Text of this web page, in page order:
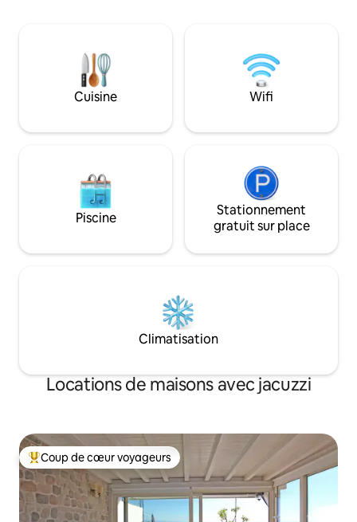
Cuisine Wifi
Piscine
Stationnement
gratuit sur place
Climatisation
Locations de maisons avec jacuzzi
Coups de cœur voyageurs les plus appréciés
Coup de cœur voyageurs